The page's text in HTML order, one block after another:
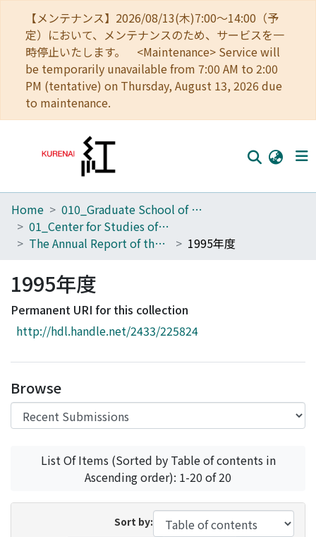
【メンテナンス】2026/08/13(木)7:00～14:00（予
定）において、メンテナンスのため、サービスを一
時停止いたします。 <Maintenance> Service will
be temporarily unavailable from 7:00 AM to 2:00
PM (tentative) on Thursday, August 13, 2026 due
to maintenance.
Home
Communities
Download Ranking
Access Statistics
Home
010_Graduate School of Letters
01_Center for Studies of Cultural Heritage and Inter Humanities Section of Archaeological Heritage Management for KU
The Annual Report of the Center for Cultural Heritage Studies
1995年度
1995年度
Permanent URI for this collection
http://hdl.handle.net/2433/225824
Browse
List Of Items (Sorted by Table of contents in
Ascending order): 1-20 of 20
Sort by: